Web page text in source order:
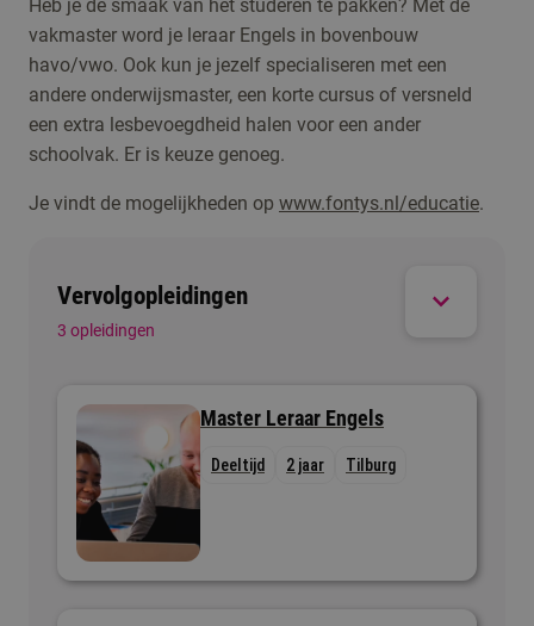
als ontwikkelaar iets voor jou. Je doet onderzoek,
geeft advies én controleert of het onderwijs van
goede kwaliteit is.
Dan is een toekomst als freelancer iets voor jou.
Jij kiest zelf waar je werkt, bijvoorbeeld als
taaltrainer of schrijver. Dat kan namelijk overal,
van Azië tot Zuid-Amerika.
Heb je de smaak van het studeren te pakken? Met de
vakmaster word je leraar Engels in bovenbouw
havo/vwo. Ook kun je jezelf specialiseren met een
andere onderwijsmaster, een korte cursus of versneld
een extra lesbevoegdheid halen voor een ander
schoolvak. Er is keuze genoeg.
Je vindt de mogelijkheden op www.fontys.nl/educatie.
Vervolgopleidingen
3 opleidingen
Master Leraar Engels
Deeltijd 2 jaar Tilburg